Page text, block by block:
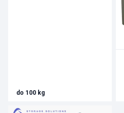
do 100 kg